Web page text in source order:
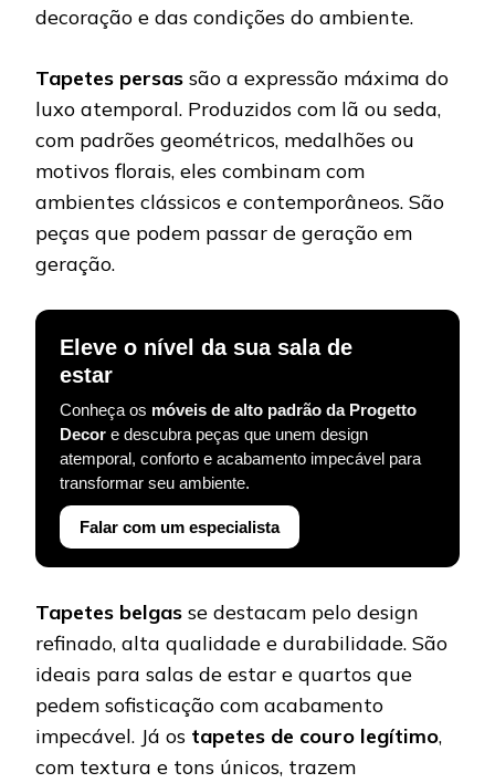
decoração e das condições do ambiente.
Tapetes persas são a expressão máxima do
luxo atemporal. Produzidos com lã ou seda,
com padrões geométricos, medalhões ou
motivos florais, eles combinam com
ambientes clássicos e contemporâneos. São
peças que podem passar de geração em
geração.
Eleve o nível da sua sala de
estar
Conheça os móveis de alto padrão da Progetto
Decor e descubra peças que unem design
atemporal, conforto e acabamento impecável para
transformar seu ambiente.
Falar com um especialista
Tapetes belgas se destacam pelo design
refinado, alta qualidade e durabilidade. São
ideais para salas de estar e quartos que
pedem sofisticação com acabamento
impecável. Já os tapetes de couro legítimo,
com textura e tons únicos, trazem